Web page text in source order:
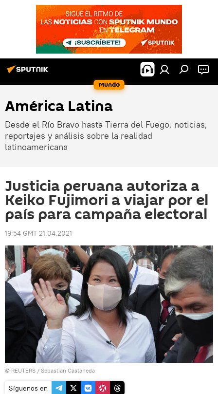
Mundo
América Latina
Desde el Río Bravo hasta Tierra del Fuego, noticias,
reportajes y análisis sobre la realidad
latinoamericana
Justicia peruana autoriza a
Keiko Fujimori a viajar por el
país para campaña electoral
19:54 GMT 21.04.2021
© REUTERS / Sebastian Castaneda
Síguenos en